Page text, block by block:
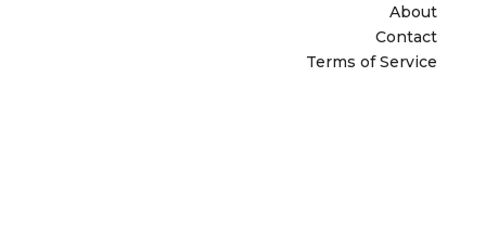
About
Contact
Terms of Service